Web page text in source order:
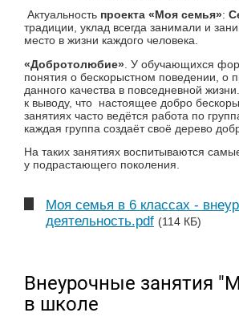
Актуальность проекта «Моя семья»:
традиции, уклад всегда занимали и
место в жизни каждого человека.
«Добротолюбие» . У обучающихся
понятия о бескорыстном поведении, о
данного качества в повседневной
к выводу, что настоящее добро
занятиях часто ведётся работа по
каждая группа создаёт своё дерево
На таких занятиях воспитываются
у подрастающего поколения.
Моя семья в 6 классах -
деятельность.pdf (114 КБ)
Внеурочные занятия
в школе